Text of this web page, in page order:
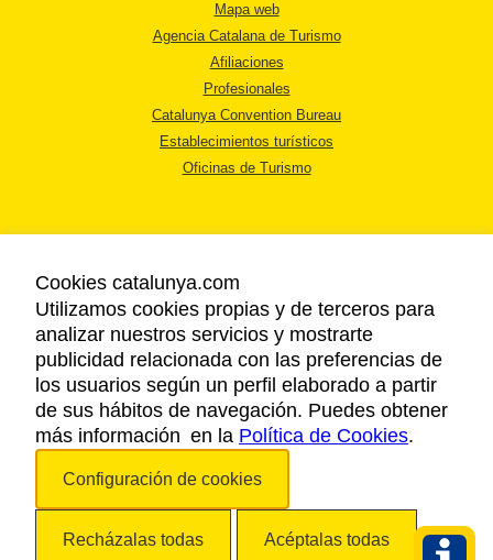
Mapa web
Agencia Catalana de Turismo
Afiliaciones
Profesionales
Catalunya Convention Bureau
Establecimientos turísticos
Oficinas de Turismo
AVISO LEGAL
POLÍTICA DE PRIVACIDAD
COOKIES
ACCESSIBILIDAD
Copyright © 2026. Agencia Catalana de Turismo. Todos los derechos
Cookies catalunya.com
Utilizamos cookies propias y de terceros para
analizar nuestros servicios y mostrarte
publicidad relacionada con las preferencias de
los usuarios según un perfil elaborado a partir
de sus hábitos de navegación. Puedes obtener
más información en la Política de Cookies.
Configuración de cookies
Recházalas todas Acéptalas todas